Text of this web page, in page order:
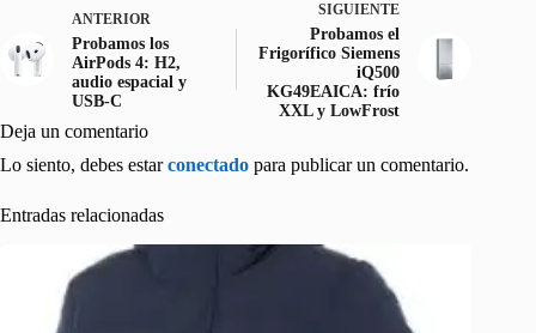
ANTERIOR
Probamos los
AirPods 4: H2,
audio espacial y
USB-C
SIGUIENTE
Probamos el
Frigorífico Siemens
iQ500
KG49EAICA: frío
XXL y LowFrost
Deja un comentario
Lo siento, debes estarconectado para publicar un comentario.
Entradas relacionadas